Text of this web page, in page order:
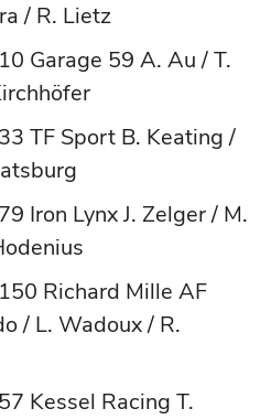
/ R. Lietz
Garage 59 A. Au / T.
TF Sport B. Keating /
Iron Lynx J. Zelger / M.
Richard Mille AF
/ L. Wadoux / R.
Kessel Racing T.